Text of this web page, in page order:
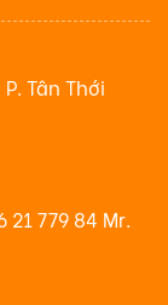
Tân Thới
21 779 84 Mr.